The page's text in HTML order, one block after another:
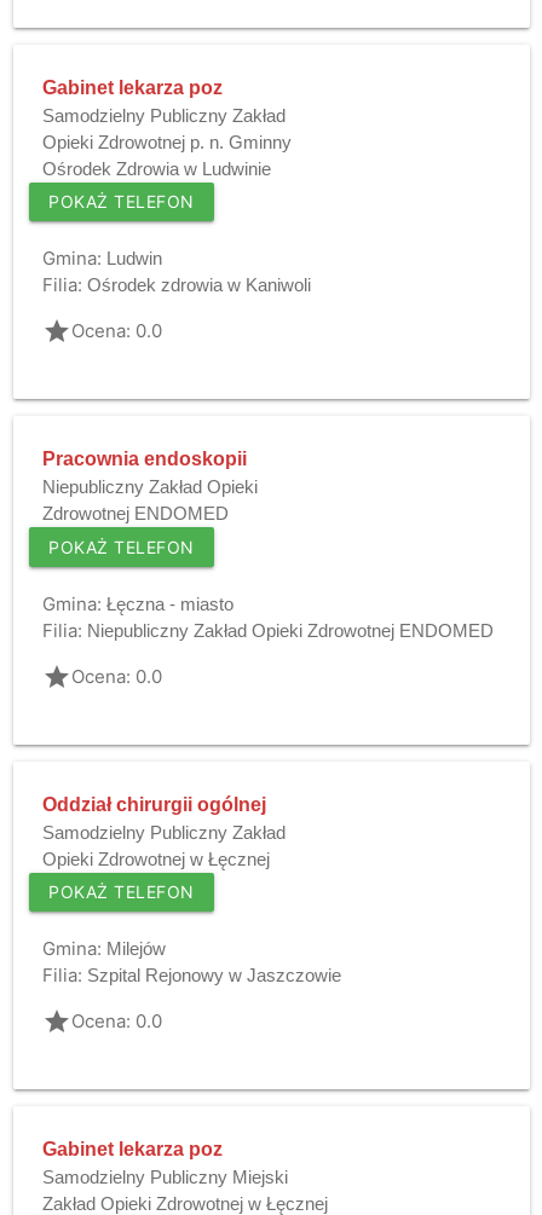
Gabinet lekarza poz
Samodzielny Publiczny Zakład
Opieki Zdrowotnej p. n. Gminny
Ośrodek Zdrowia w Ludwinie
POKAŻ TELEFON
Gmina: Ludwin
Filia: Ośrodek zdrowia w Kaniwoli
gradeOcena: 0.0
Pracownia endoskopii
Niepubliczny Zakład Opieki
Zdrowotnej ENDOMED
POKAŻ TELEFON
Gmina: Łęczna - miasto
Filia: Niepubliczny Zakład Opieki Zdrowotnej ENDOMED
gradeOcena: 0.0
Oddział chirurgii ogólnej
Samodzielny Publiczny Zakład
Opieki Zdrowotnej w Łęcznej
POKAŻ TELEFON
Gmina: Milejów
Filia: Szpital Rejonowy w Jaszczowie
gradeOcena: 0.0
Gabinet lekarza poz
Samodzielny Publiczny Miejski
Zakład Opieki Zdrowotnej w Łęcznej